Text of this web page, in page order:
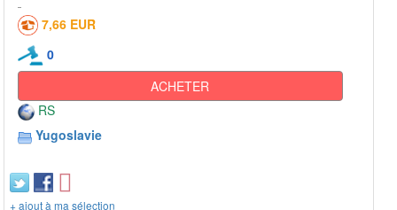
7,66 EUR
0
ACHETER
RS
Yugoslavie
+ ajout à ma sélection